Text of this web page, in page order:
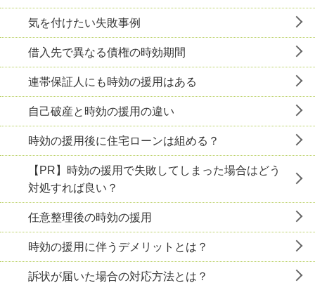
気を付けたい失敗事例
借入先で異なる債権の時効期間
連帯保証人にも時効の援用はある
自己破産と時効の援用の違い
時効の援用後に住宅ローンは組める？
【PR】時効の援用で失敗してしまった場合はどう
対処すれば良い？
任意整理後の時効の援用
時効の援用に伴うデメリットとは？
訴状が届いた場合の対応方法とは？